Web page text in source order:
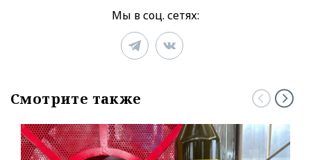
Мы в соц. сетях:
Смотрите также